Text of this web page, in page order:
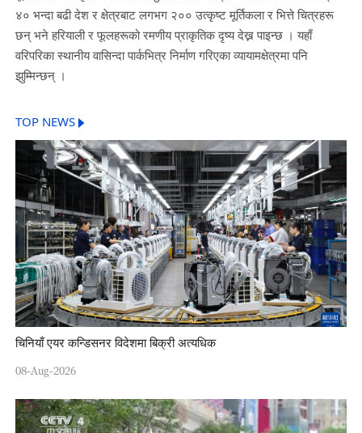
४० भन्दा बढी देश र क्षेत्रबाट लगभग २०० उत्कृष्ट मूर्तिकला र भित्ते चित्रहरू
छन् भने हरियाली र फूलहरूको रमणीय प्राकृतिक दृष्य देख्न पाइन्छ । यहाँ
वरिपरिका स्थानीय वासिन्दा पार्कभित्र निर्माण गरिएका व्यायामक्षेत्रमा पनि
झुम्मिन्छन् ।
TOP NEWS
चिनियाँ एयर कन्डिसनर विदेशमा बिक्री अत्यधिक
08-Aug-2026